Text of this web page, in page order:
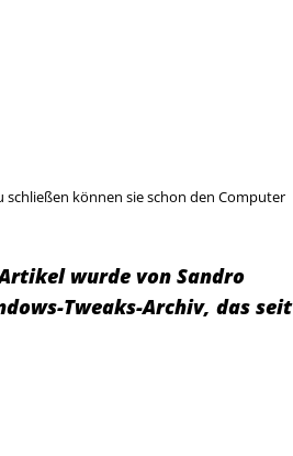
können sie schon den Computer
wurde von Sandro
Tweaks-Archiv, das seit